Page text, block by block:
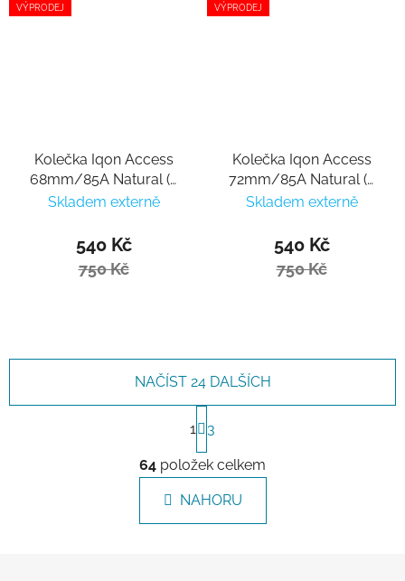
VÝPRODEJ
Kolečka Iqon Access
68mm/85A Natural (4
ks)
Skladem externě
540 Kč
750 Kč
VÝPRODEJ
Kolečka Iqon Access
72mm/85A Natural (4
ks)
Skladem externě
540 Kč
750 Kč
Ovládací prvky výpisu
NAČÍST 24 DALŠÍCH
1 3
64 položek celkem
NAHORU